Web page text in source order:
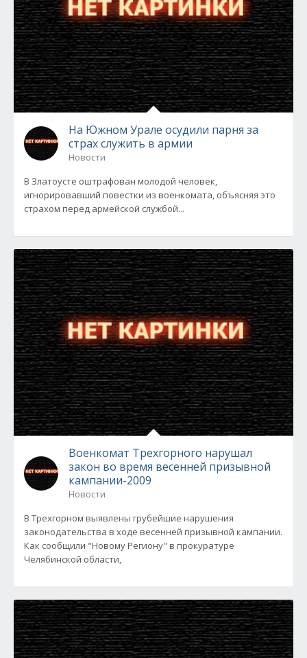
На Южном Урале осудили парня за
страх служить в армии
Новости
В Златоусте оштрафован молодой человек,
игнорировавший повестки из военкомата, объясняя это
страхом перед армейской службой...
Военкомат Трехгорного нарушал
закон во время весенней призывной
кампании-2009
Новости
В Трехгорном выявлены грубейшие нарушения
законодательства в ходе весенней призывной кампании.
Как сообщили "Новому Региону" в прокуратуре
Челябинской области,